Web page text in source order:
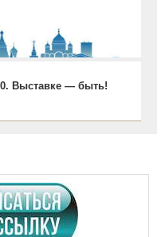
Выставке — быть!